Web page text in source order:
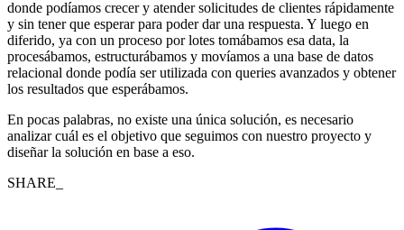
donde podíamos crecer y atender solicitudes de clientes rápidamente
y sin tener que esperar para poder dar una respuesta. Y luego en
diferido, ya con un proceso por lotes tomábamos esa data, la
procesábamos, estructurábamos y movíamos a una base de datos
relacional donde podía ser utilizada con queries avanzados y obtener
los resultados que esperábamos.
En pocas palabras, no existe una única solución, es necesario
analizar cuál es el objetivo que seguimos con nuestro proyecto y
diseñar la solución en base a eso.
SHARE_